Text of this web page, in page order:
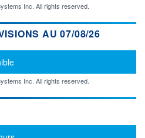
Inc. All rights reserved.
AU 07/08/26
Inc. All rights reserved.